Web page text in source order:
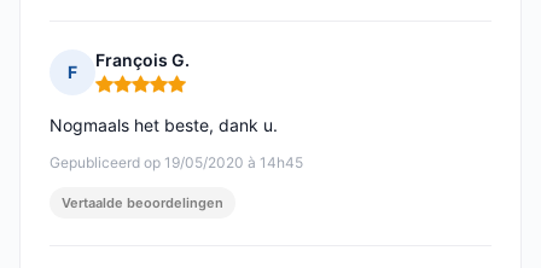
F
François G.
Opmerking: 5 van 5
Gepubliceerd op 19/05/2020 à 14h45
Nogmaals het beste, dank u.
Vertaalde beoordelingen